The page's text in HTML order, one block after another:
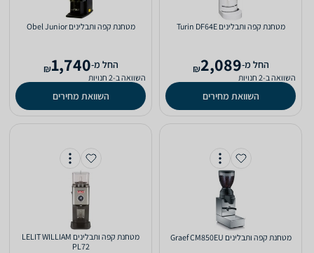
מטחנת ‏קפה ותבלינים Turin DF64E
‫החל מ-2,089
₪
השוואה ב-2 חנויות
השוואת מחירים
מטחנת ‏קפה ותבלינים Obel Junior
‫החל מ-1,740
₪
השוואה ב-2 חנויות
השוואת מחירים
מטחנת ‏קפה ותבלינים Graef CM850EU
מטחנת ‏קפה ותבלינים LELIT WILLIAM
PL72